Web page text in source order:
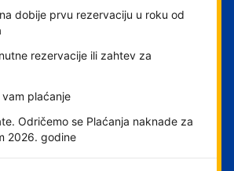
dobije prvu rezervaciju u roku od
rezervacije ili zahtev za
plaćanje
Odričemo se Plaćanja naknade za
2026. godine